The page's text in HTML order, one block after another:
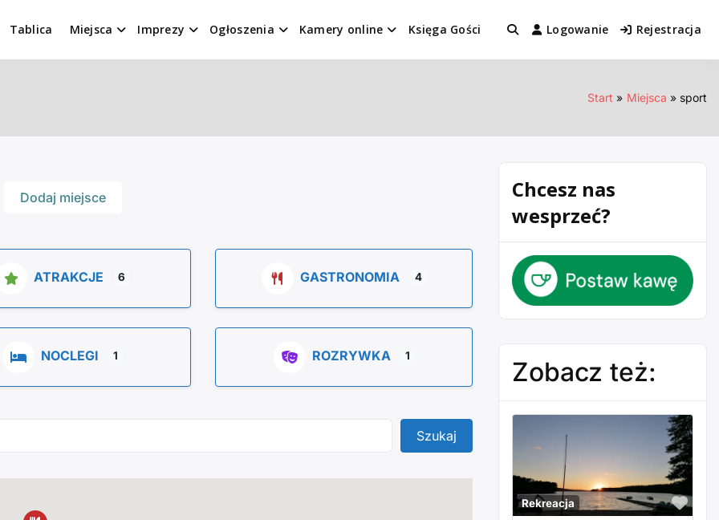
Tablica Miejsca Imprezy Ogłoszenia Kamery online Księga Gości Logowanie Rejestracja
Start Miejsca sport
Dodaj miejsce
ATRAKCJE 6 GASTRONOMIA 4
NOCLEGI 1 ROZRYWKA 1
SzukajSzukaj
Chcesz nas
wesprzeć?
Zobacz też:
Rekreacja